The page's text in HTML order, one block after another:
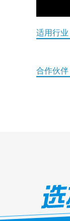
适用行业
合作伙伴